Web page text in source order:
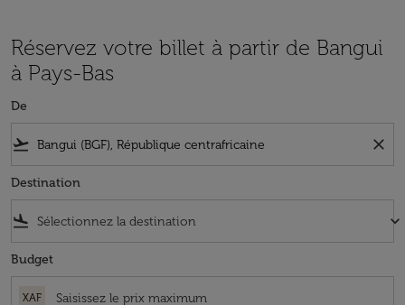
Réservez votre billet à partir de Bangui
à Pays-Bas
De
flight_takeoff close
Destination
flight_land keyboard_arrow_down
Budget
XAF